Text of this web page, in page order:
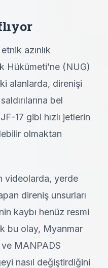
azınlık
Hükümeti’ne (NUG)
alanlarda, direnişi
bel
17 gibi hızlı jetlerin
olmaktan
videolarda, yerde
direniş unsurları
kaybı henüz resmi
bu olay, Myanmar
ve MANPADS
nasıl değiştirdiğini